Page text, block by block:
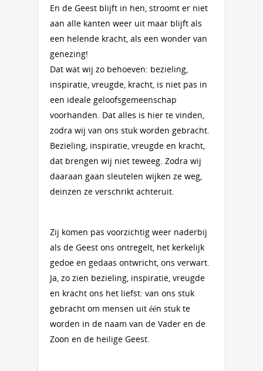
En de Geest blijft in hen, stroomt er niet
aan alle kanten weer uit maar blijft als
een helende kracht, als een wonder van
genezing!
Dat wat wij zo behoeven: bezieling,
inspiratie, vreugde, kracht, is niet pas in
een ideale geloofsgemeenschap
voorhanden. Dat alles is hier te vinden,
zodra wij van ons stuk worden gebracht.
Bezieling, inspiratie, vreugde en kracht,
dat brengen wij niet teweeg. Zodra wij
daaraan gaan sleutelen wijken ze weg,
deinzen ze verschrikt achteruit.
Zij komen pas voorzichtig weer naderbij
als de Geest ons ontregelt, het kerkelijk
gedoe en gedaas ontwricht, ons verwart.
Ja, zo zien bezieling, inspiratie, vreugde
en kracht ons het liefst: van ons stuk
gebracht om mensen uit één stuk te
worden in de naam van de Vader en de
Zoon en de heilige Geest.